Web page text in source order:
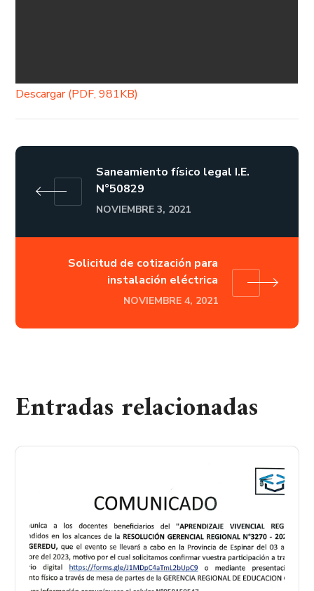
Descargar (PDF, 981KB)
Saneamiento físico legal I.E.
N°50829
NOVIEMBRE 3, 2021
Solicitud de cotización para
instalación eléctrica
NOVIEMBRE 4, 2021
Entradas relacionadas